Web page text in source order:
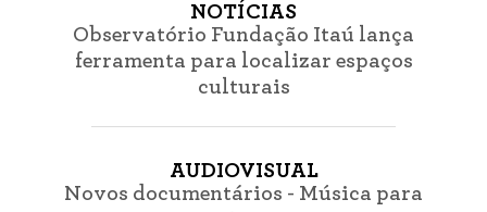
NOTÍCIAS
Observatório Fundação Itaú lança
ferramenta para localizar espaços
culturais
AUDIOVISUAL
Novos documentários - Música para